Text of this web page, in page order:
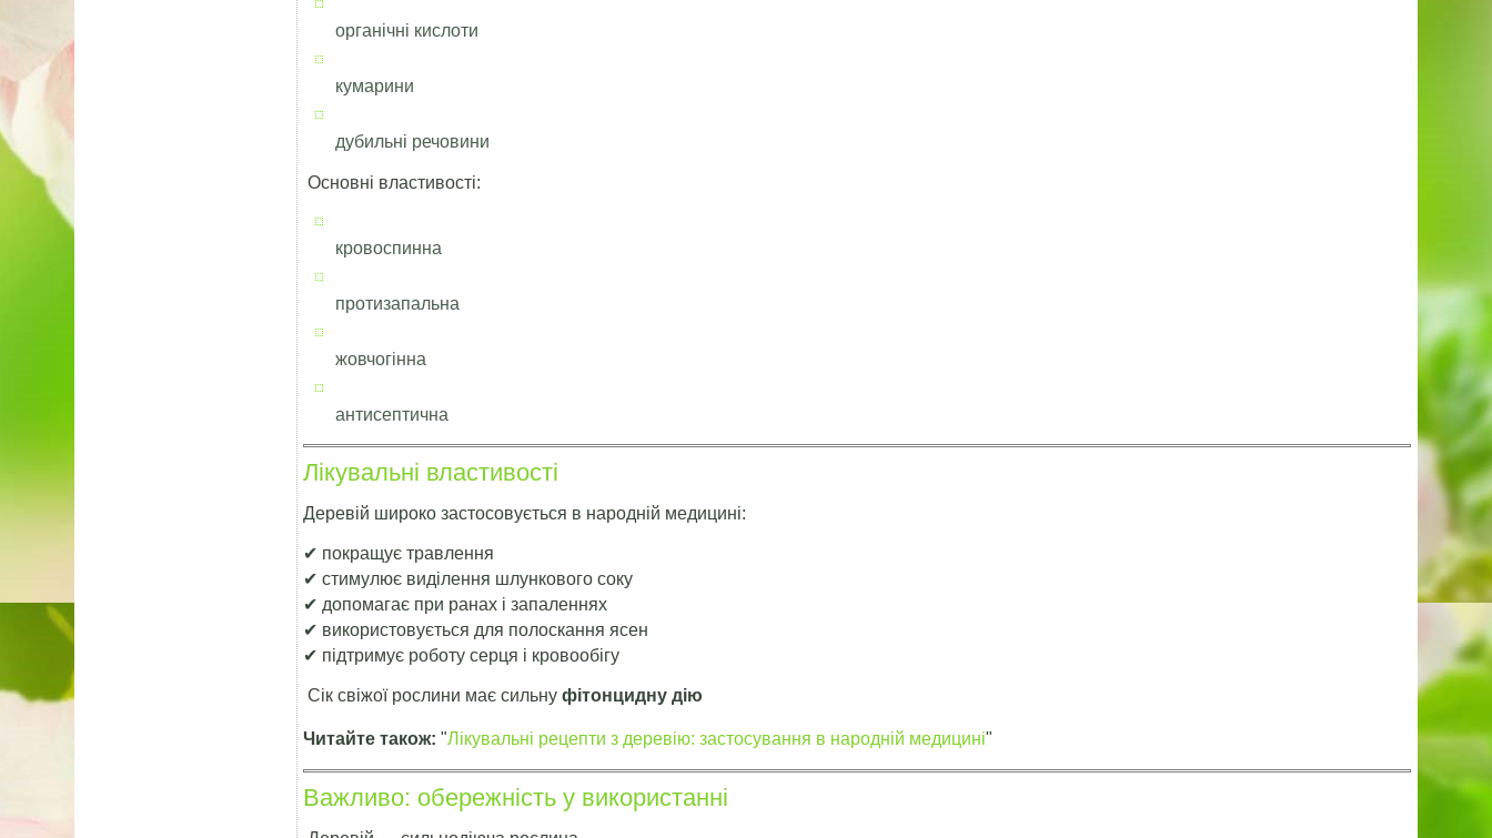
органічні кислоти
кумарини
дубильні речовини
Основні властивості:
кровоспинна
протизапальна
жовчогінна
антисептична
Лікувальні властивості
Деревій широко застосовується в народній медицині:
✔ покращує травлення
✔ стимулює виділення шлункового соку
✔ допомагає при ранах і запаленнях
✔ використовується для полоскання ясен
✔ підтримує роботу серця і кровообігу
Сік свіжої рослини має сильнуфітонцидну дію
Читайте також:"Лікувальні рецепти з деревію: застосування в народній медицині"
Важливо: обережність у використанні